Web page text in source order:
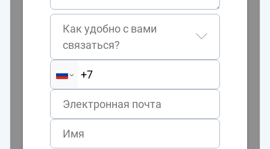
Как удобно с вами
связаться?